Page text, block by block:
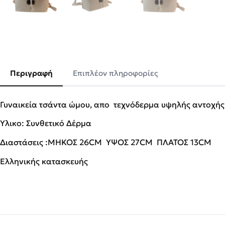
Περιγραφή Επιπλέον πληροφορίες
Γυναικεία τσάντα ώμου, απο τεχνόδερμα υψηλής
Υλικο: Συνθετικό Δέρμα
Διαστάσεις :ΜΗΚΟΣ 26CM ΥΨΟΣ 27CM ΠΛΑΤΟΣ 13CM
Ελληνικής κατασκευής